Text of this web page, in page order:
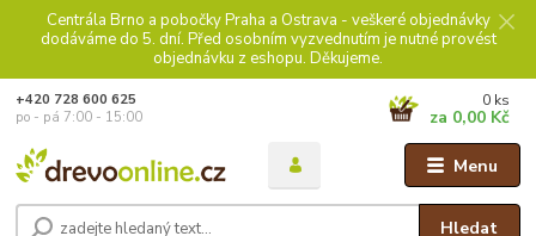
Centrála Brno a pobočky Praha a Ostrava - veškeré objednávky
dodáváme do 5. dní. Před osobním vyzvednutím je nutné provést
objednávku z eshopu. Děkujeme.
Menu
Hledat
+420 728 600 625
po - pá 7:00 - 15:00
0 ks
za 0,00 Kč